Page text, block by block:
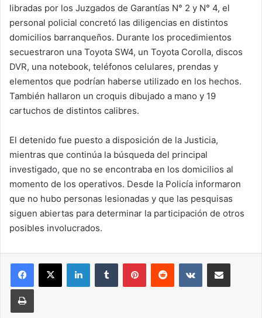
libradas por los Juzgados de Garantías N° 2 y N° 4, el
personal policial concretó las diligencias en distintos
domicilios barranqueños. Durante los procedimientos
secuestraron una Toyota SW4, un Toyota Corolla, discos
DVR, una notebook, teléfonos celulares, prendas y
elementos que podrían haberse utilizado en los hechos.
También hallaron un croquis dibujado a mano y 19
cartuchos de distintos calibres.
El detenido fue puesto a disposición de la Justicia,
mientras que continúa la búsqueda del principal
investigado, que no se encontraba en los domicilios al
momento de los operativos. Desde la Policía informaron
que no hubo personas lesionadas y que las pesquisas
siguen abiertas para determinar la participación de otros
posibles involucrados.